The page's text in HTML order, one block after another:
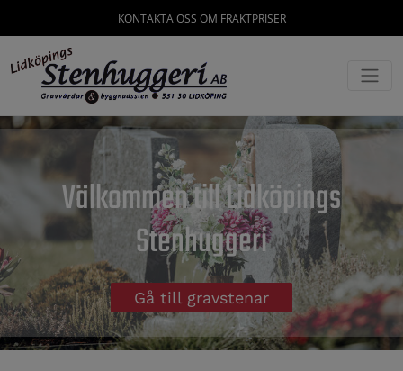
KONTAKTA OSS OM FRAKTPRISER
Välkommen till Lidköpings
Stenhuggeri
Gå till gravstenar